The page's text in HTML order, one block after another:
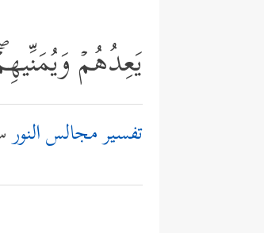
یَعِدُهُمۡ
تفسير مجالس النور